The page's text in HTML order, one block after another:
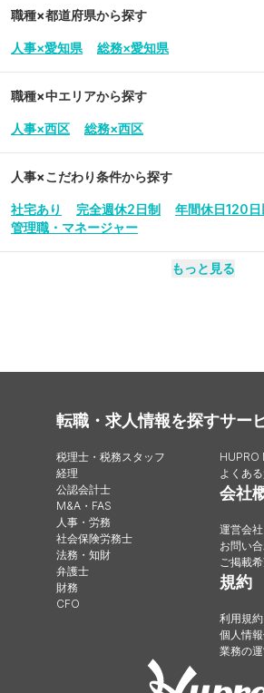
職種×都道府県から探す
人事×愛知県 総務×愛知県
職種×中エリアから探す
人事×西区 総務×西区
人事×こだわり条件から探す
社宅あり 完全週休2日制 年間休日120日
管理職・マネージャー
もっと見る
転職・求人情報を探す
税理士・税務スタッフ
経理
公認会計士
M&A・FAS
人事・労務
社会保険労務士
法務・知財
弁護士
財務
CFO
サー
HUPRO
よくあ
会社
運営会社
お問い
ご掲載
規約
利用規約
個人情
業務の